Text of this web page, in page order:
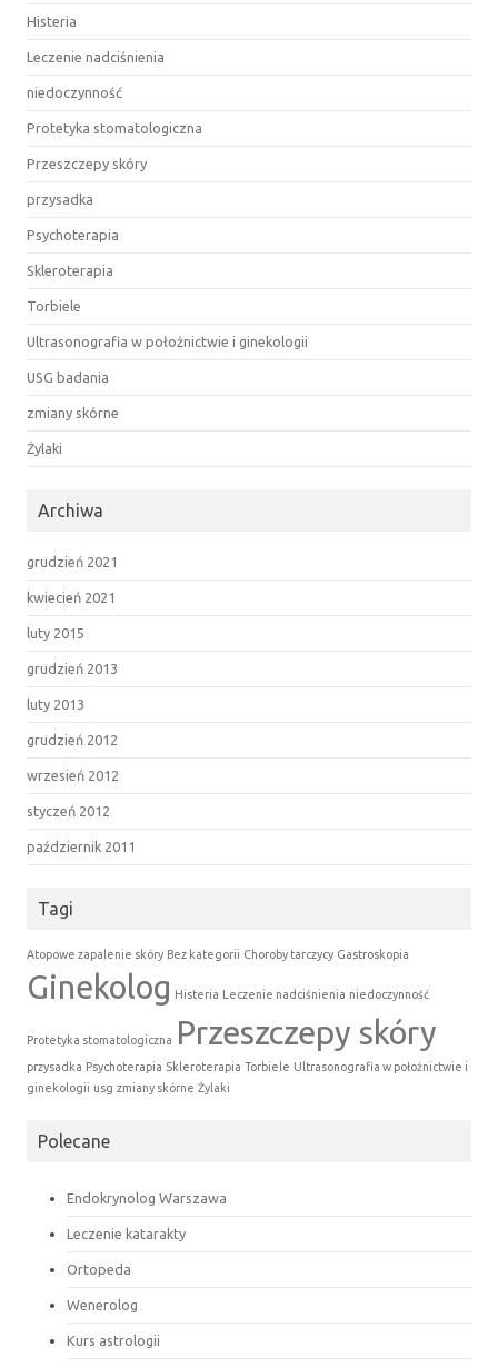
Histeria
Leczenie nadciśnienia
niedoczynność
Protetyka stomatologiczna
Przeszczepy skóry
przysadka
Psychoterapia
Skleroterapia
Torbiele
Ultrasonografia w położnictwie i ginekologii
USG badania
zmiany skórne
Żylaki
Archiwa
grudzień 2021
kwiecień 2021
luty 2015
grudzień 2013
luty 2013
grudzień 2012
wrzesień 2012
styczeń 2012
październik 2011
Tagi
Atopowe zapalenie skóry Bez kategorii Choroby tarczycy Gastroskopia
Ginekolog Histeria Leczenie nadciśnienia niedoczynność
Protetyka stomatologiczna Przeszczepy skóry
przysadka Psychoterapia Skleroterapia Torbiele Ultrasonografia w położnictwie i
ginekologii usg zmiany skórne Żylaki
Polecane
Endokrynolog Warszawa
Leczenie katarakty
Ortopeda
Wenerolog
Kurs astrologii